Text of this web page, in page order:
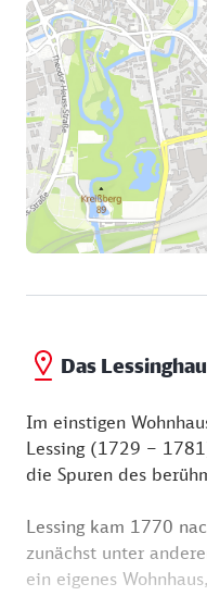
Entlang der heutigen
Zeughaus,
Gebäude das
Sammelleidenschaft
1666) zurück, der
Europas schuf.
Mit einem Bestand
Schriftwerken ist die
die europäische
Rotunde ab, in der
Lessing als
Das
Im einstigen
Lessing (1729 –
die Spuren des
Lessing kam 1770
zunächst unter
ein eigenes